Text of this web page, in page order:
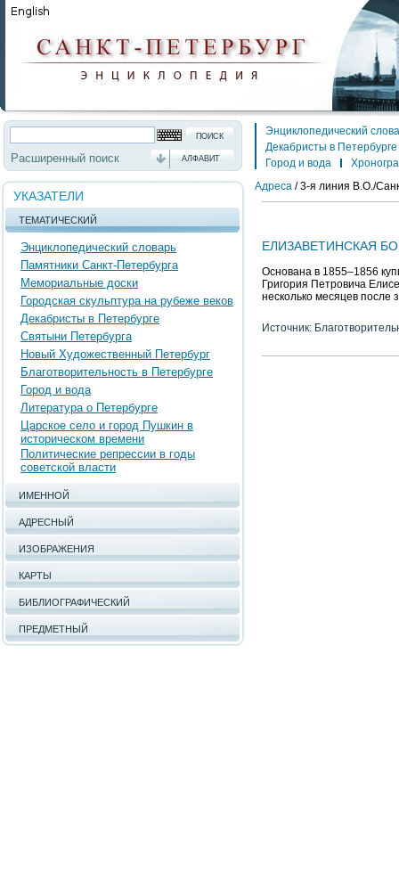
Расширенный поиск АЛФАВИТ
УКАЗАТЕЛИ
ТЕМАТИЧЕСКИЙ
Энциклопедический словарь
Памятники Санкт-Петербурга
Мемориальные доски
Городская скульптура на рубеже веков
Декабристы в Петербурге
Святыни Петербурга
Новый Художественный Петербург
Благотворительность в Петербурге
Город и вода
Литература о Петербурге
Царское село и город Пушкин в
историческом времени
Политические репрессии в годы
советской власти
ИМЕННОЙ
АДРЕСНЫЙ
ИЗОБРАЖЕНИЯ
КАРТЫ
БИБЛИОГРАФИЧЕСКИЙ
ПРЕДМЕТНЫЙ
Энциклопедический
Декабристы в Петербурге
Город и вода
Адреса / 3-я линия В.О./
ЕЛИЗАВЕТИНСКАЯ
Основана в 1855–1856
Григория Петровича
несколько месяцев после
Источник: